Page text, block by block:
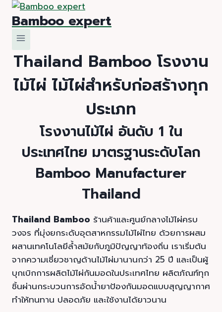
Skip
content
Bamboo expert
Thailand Bamboo โรงงาน
ไม้ไผ่ ไม้ไผ่สำหรับก่อสร้างทุก
ประเภท
โรงงานไม้ไผ่ อันดับ 1 ใน
ประเทศไทย มาตรฐานระดับโลก
Bamboo Manufacturer
Thailand
Thailand Bamboo ร้านค้าและศูนย์กลางไม้ไผ่ครบ
วงจร ที่มุ่งยกระดับอุตสาหกรรมไม้ไผ่ไทย ด้วยการผสม
ผสานเทคโนโลยีล้ำสมัยกับภูมิปัญญาท้องถิ่น เราเริ่มต้น
จากความเชี่ยวชาญด้านไม้ไผ่มานานกว่า 25 ปี และเป็นผู้
บุกเบิกการผลิตไม้ไผ่กันมอดในประเทศไทย ผลิตภัณฑ์ทุก
ชิ้นผ่านกระบวนการอัดน้ำยาป้องกันมอดแบบสุญญากาศ
ทำให้ทนทาน ปลอดภัย และใช้งานได้ยาวนาน